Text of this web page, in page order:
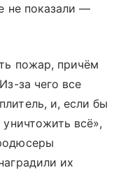
не показали —
пожар, причём
за чего все
и, если бы
всё»,
их